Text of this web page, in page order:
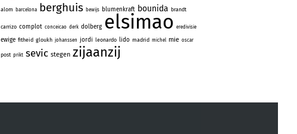
alom barcelona berghuis bewijs blumenkraft bounida brandt
carrizo complot conceicao derk dolberg elsimao eredivisie
ewige fitheid gloukh johanssen jordi leonardo lido madrid michel mie oscar
post prikt sevic stegen zijaanzij